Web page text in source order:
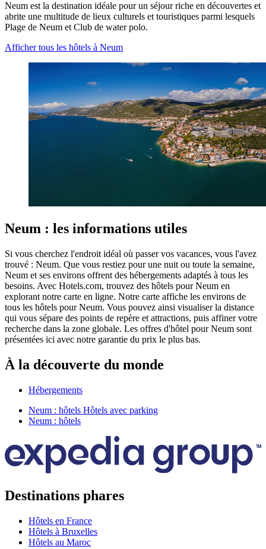
Neum est la destination idéale pour un séjour riche en découvertes et
abrite une multitude de lieux culturels et touristiques parmi lesquels
Plage de Neum et Club de water polo.
Afficher tous les hôtels à Neum
Neum : les informations utiles
Si vous cherchez l'endroit idéal où passer vos vacances, vous l'avez
trouvé : Neum. Que vous restiez pour une nuit ou toute la semaine,
Neum et ses environs offrent des hébergements adaptés à tous les
besoins. Avec Hotels.com, trouvez des hôtels pour Neum en
explorant notre carte en ligne. Notre carte affiche les environs de
tous les hôtels pour Neum. Vous pouvez ainsi visualiser la distance
qui vous sépare des points de repère et attractions, puis affiner votre
recherche dans la zone globale. Les offres d'hôtel pour Neum sont
présentées ici avec notre garantie du prix le plus bas.
À la découverte du monde
Hébergements
Neum : hôtels Hôtels avec parking
Neum : hôtels
Destinations phares
Hôtels en France
Hôtels à Bruxelles
Hôtels au Maroc